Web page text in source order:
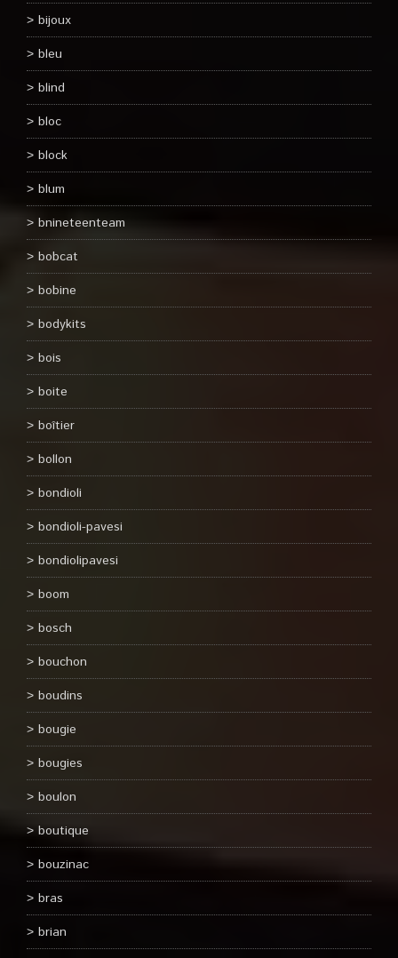
bijoux
bleu
blind
bloc
block
blum
bnineteenteam
bobcat
bobine
bodykits
bois
boite
boîtier
bollon
bondioli
bondioli-pavesi
bondiolipavesi
boom
bosch
bouchon
boudins
bougie
bougies
boulon
boutique
bouzinac
bras
brian